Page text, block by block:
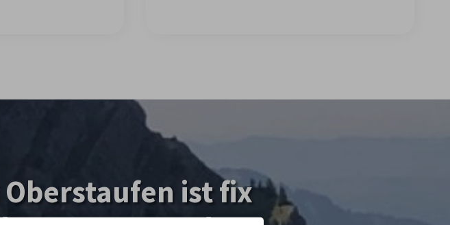
ist fix